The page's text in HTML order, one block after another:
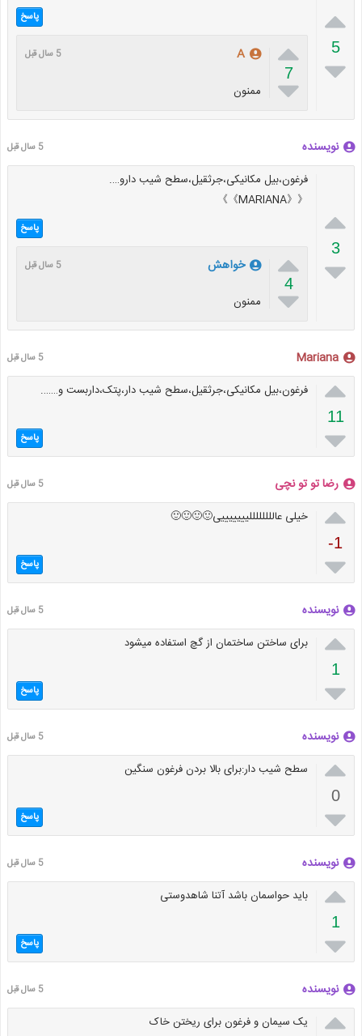

5

پاسخ

7

A 5 سال قبل
ممنون
نویسنده 5 سال قبل

3

فرغون،بیل مکانیکی،جرثقیل،سطح شیب دارو….
《《MARIANA》》
پاسخ

4

خواهش 5 سال قبل
ممنون
Mariana 5 سال قبل

11

فرغون،بیل مکانیکی،جرثقیل،سطح شیب دار،پتک،داربست و…….
پاسخ
رضا تو تو نچی 5 سال قبل

-1

خیلی عاللللللللیییییییی🙂🙂🙂🙂
پاسخ
نویسنده 5 سال قبل

1

برای ساختن ساختمان از گچ استفاده میشود
پاسخ
نویسنده 5 سال قبل

0

سطح شیب دار:برای بالا بردن فرغون سنگین
پاسخ
نویسنده 5 سال قبل

1

باید حواسمان باشد آتنا شاهدوستی
پاسخ
نویسنده 5 سال قبل
 یک سیمان و فرغون برای ریختن خاک